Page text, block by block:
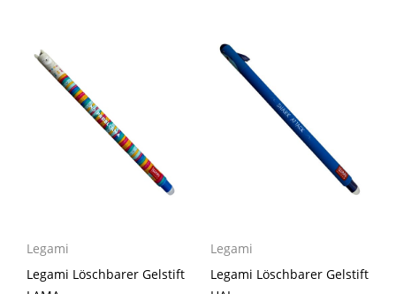
Legami
Legami Löschbarer Gelstift
Legami
Legami Löschbarer Gelstift